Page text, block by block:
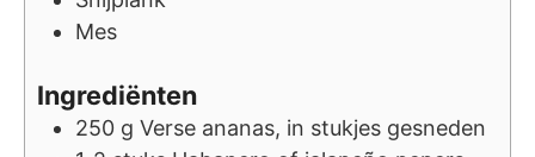
Mes
Ingrediënten
250 g Verse ananas, in stukjes gesneden